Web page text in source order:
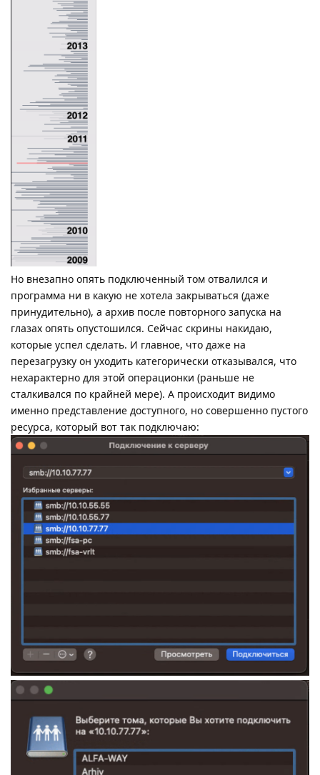
Но внезапно опять подключенный том отвалился и
программа ни в какую не хотела закрываться (даже
принудительно), а архив после повторного запуска на
глазах опять опустошился. Сейчас скрины накидаю,
которые успел сделать. И главное, что даже на
перезагрузку он уходить категорически отказывался, что
нехарактерно для этой операционки (раньше не
сталкивался по крайней мере). А происходит видимо
именно представление доступного, но совершенно пустого
ресурса, который вот так подключаю: